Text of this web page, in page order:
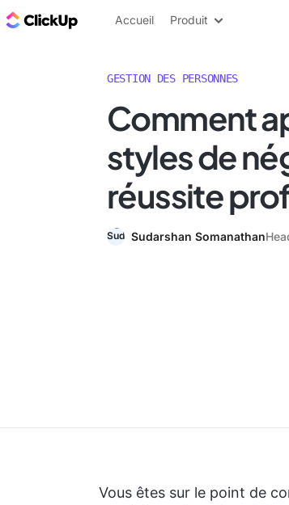
ClickUp Blog
Accueil Produit
GESTION DES PERSONNES
Comment
styles de
réussite
Sudarshan Somanathan
Vous êtes sur le point de